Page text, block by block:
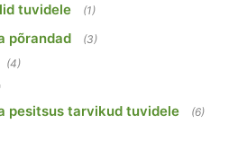
tuvidele (1)
põrandad (3)
(4)
pesitsus tarvikud tuvidele (6)